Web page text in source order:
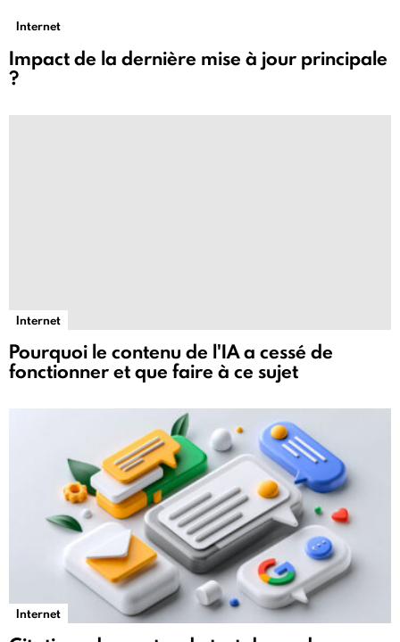
Internet
Impact de la dernière mise à jour principale
?
Internet
Pourquoi le contenu de l'IA a cessé de
fonctionner et que faire à ce sujet
Internet